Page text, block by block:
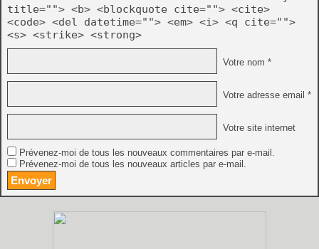
title=""> <b> <blockquote cite=""> <cite>
<code> <del datetime=""> <em> <i> <q cite="">
<s> <strike> <strong>
Votre nom *
Votre adresse email *
Votre site internet
Prévenez-moi de tous les nouveaux commentaires par e-mail.
Prévenez-moi de tous les nouveaux articles par e-mail.